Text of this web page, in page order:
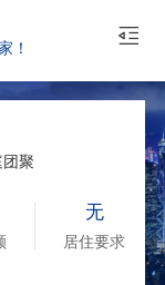
！
聚
无
居住要求